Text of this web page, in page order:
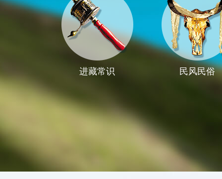
进藏常识 民风民俗